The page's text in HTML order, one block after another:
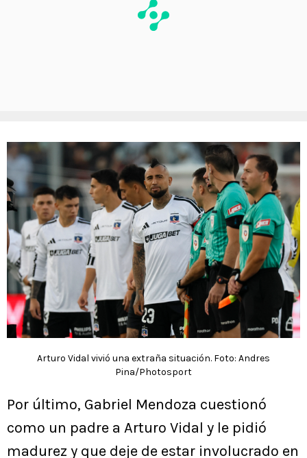
Arturo Vidal vivió una extraña situación. Foto: Andres
Pina/Photosport
Por último, Gabriel Mendoza cuestionó
como un padre a Arturo Vidal y le pidió
madurez y que deje de estar involucrado en